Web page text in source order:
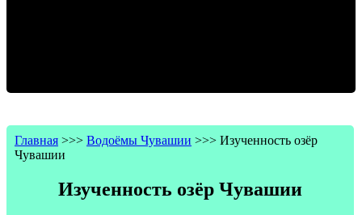
Главная >>> Водоёмы Чувашии >>> Изученность озёр
Чувашии
Изученность озёр Чувашии